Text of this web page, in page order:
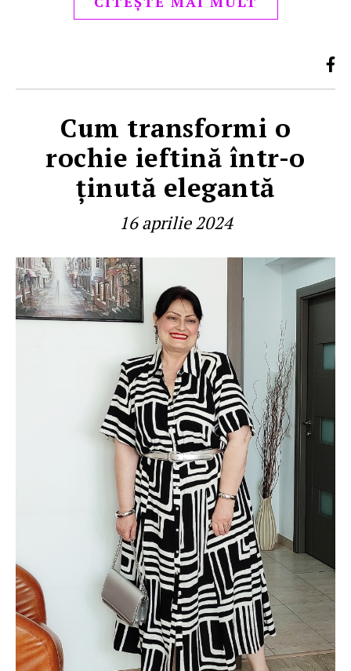
Cum transformi o
rochie ieftină într-o
ţinută elegantă
16 aprilie 2024